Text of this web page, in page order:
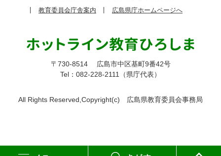
教育委員会庁舎案内
広島県庁ホームページへ
〒730-8514
広島市中区基町9番42号
Tel：082-228-2111（県庁代表）
All Rights Reserved,Copyright(c) 広島県教育委員会事務局